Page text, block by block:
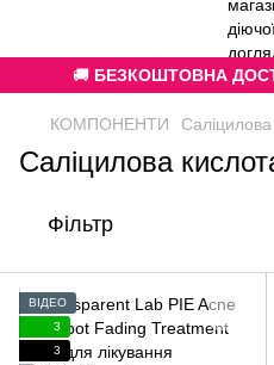
🚚 БЕЗКОШТОВНА
КОМПОНЕНТИ
Саліцилова
Фільтр
ВІДЕО
3
3